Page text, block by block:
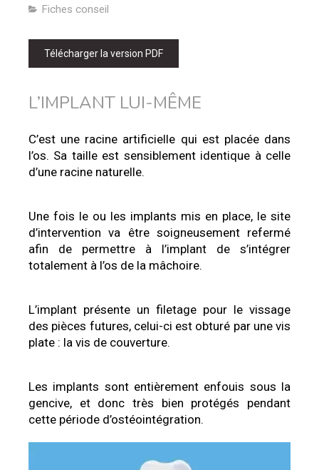
Fiches conseil
Télécharger la version PDF
L’IMPLANT LUI-MÊME
C’est une racine artificielle qui est placée dans
l’os. Sa taille est sensiblement identique à celle
d’une racine naturelle.
Une fois le ou les implants mis en place, le site
d’intervention va être soigneusement refermé
afin de permettre à l’implant de s’intégrer
totalement à l’os de la mâchoire.
L’implant présente un filetage pour le vissage
des pièces futures, celui-ci est obturé par une vis
plate : la vis de couverture.
Les implants sont entièrement enfouis sous la
gencive, et donc très bien protégés pendant
cette période d’ostéointégration.